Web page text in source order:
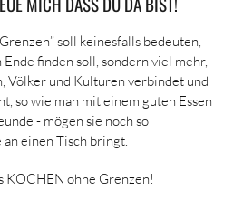
soll keinesfalls bedeuten,
Ende finden soll, sondern viel mehr,
Völker und Kulturen verbindet und
so wie man mit einem guten Essen
- mögen sie noch so
einen Tisch bringt.
KOCHEN ohne Grenzen!